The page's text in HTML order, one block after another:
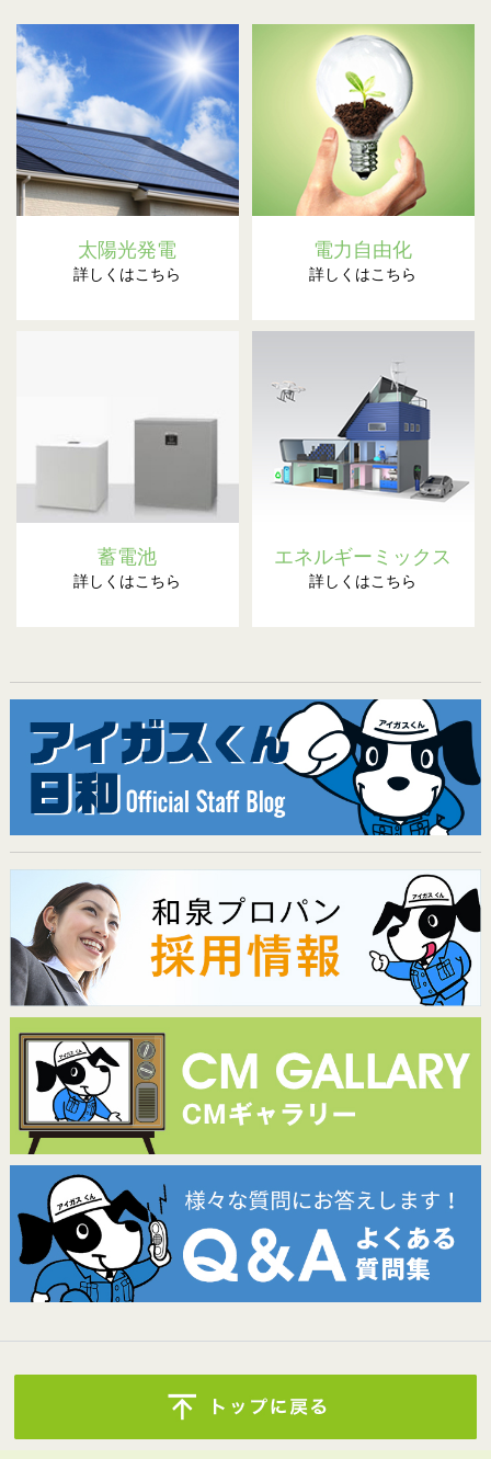
太陽光発電
詳しくはこちら
電力自由化
詳しくはこちら
蓄電池
詳しくはこちら
エネルギーミックス
詳しくはこちら